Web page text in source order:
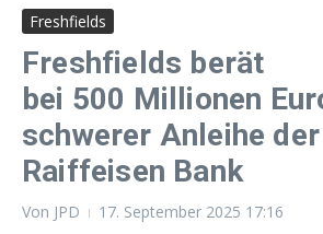
Freshfields
Freshfields berät
bei 500 Millionen
schwerer Anleihe der
Raiffeisen Bank
Von JPD 17. September 2025 17:16